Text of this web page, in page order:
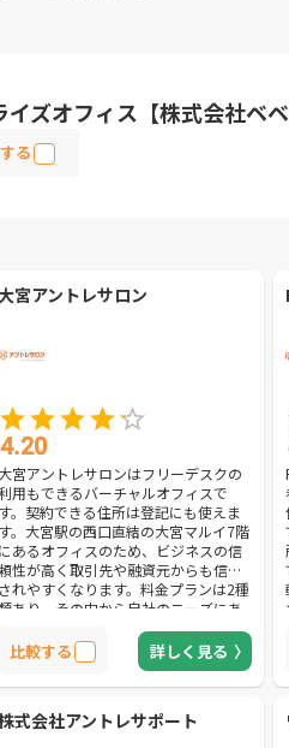
イズオフィス【株式会社ベベ
る
宮アントレサロン
4.20
宮アントレサロンはフリーデスクの
用もできるバーチャルオフィスで
。契約できる住所は登記にも使えま
。大宮駅の西口直結の大宮マルイ7階
あるオフィスのため、ビジネスの信
性が高く取引先や融資元からも信用
れやすくなります。料金プランは2種
あり、その中から自社のニーズにあ
たものが選択可能です。バーチャル
フィスプランは3,800円、フリーデス
プランは9,505円。格安のバーチャル
フィスプランでも郵便物・宅配便の
ます。こちらでは、ひとつの拠点で
比較する 詳しく見る
式会社アントレサポート